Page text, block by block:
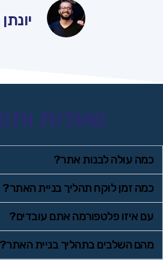
שאלות
כמה עולה לבנות אתר?
כמה זמן לוקח תהליך בניית האתר?
עם איזו פלטפורמה אתם עובדים?
מהם השלבים בתהליך בניית האתר?